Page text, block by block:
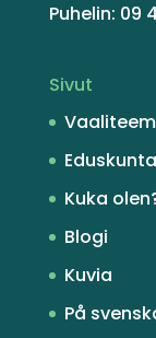
Puhelin: 09
Sivut
Kuka
Blogi
Kuvia
På